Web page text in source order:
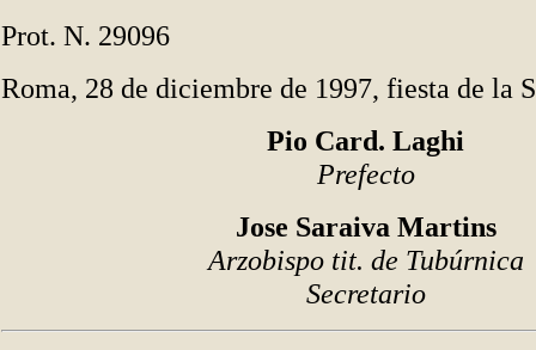
Prot. N. 29096
Roma, 28 de diciembre de 1997, fiesta de la
Pio Card. Laghi
Prefecto
Jose Saraiva Martins
Arzobispo tit. de Tubúrnica
Secretario